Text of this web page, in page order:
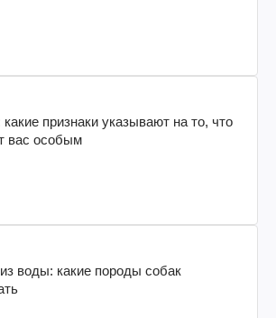
признаки указывают на то, что
вас особым
воды: какие породы собак